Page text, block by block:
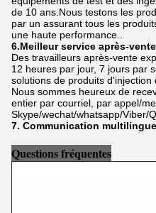
de 10 ans.Nous testons les
par un assurant tous les
une haute performance..
6.Meilleur service après-vente
Des travailleurs après-vente
12 heures par jour, 7 jours par
solutions de produits d'injection
Nous sommes heureux de
entier par courriel, par appel/
Skype/wechat/whatsapp/Viber/
7. Communication multilingue
Questions fréquentes